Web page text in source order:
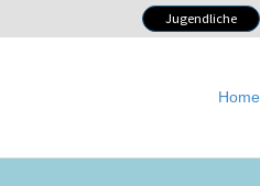
Jugendliche
Home